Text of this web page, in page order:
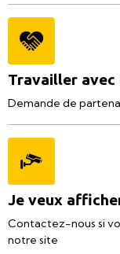
Travailler avec
Demande de
Je veux
Contactez-nous si
notre site